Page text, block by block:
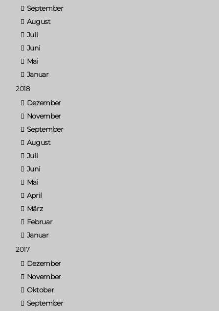
September
August
Juli
Juni
Mai
Januar
2018
Dezember
November
September
August
Juli
Juni
Mai
April
März
Februar
Januar
2017
Dezember
November
Oktober
September